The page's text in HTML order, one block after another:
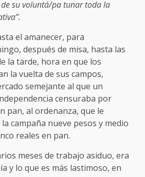
su voluntá/pa tunar toda la
el amanecer, para
después de misa, hasta las
la tarde, hora en que los
la vuelta de sus campos,
semejante al que un
censuraba por
pan, al ordenanza, que le
campaña nueve pesos y medio
reales en pan.
meses de trabajo asiduo, era
y lo que es más lastimoso, en